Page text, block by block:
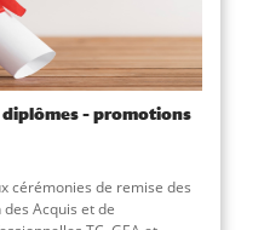
– promotions
cérémonies de remise des
Acquis et de